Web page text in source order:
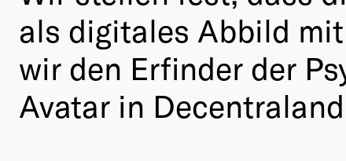
als digitales Abbild
wir den Erfinder der
Avatar in